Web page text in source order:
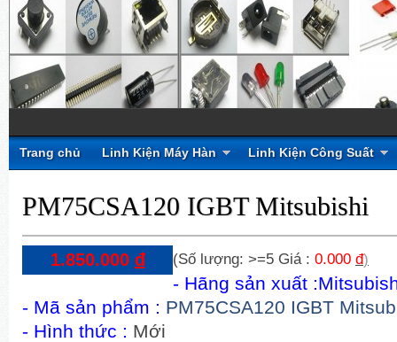
Trang chủ Linh Kiện Máy Hàn Linh Kiện Công Suất
PM75CSA120 IGBT Mitsubishi
1.850.000 đ (Số lượng: >=5 Giá : 0.000 đ)
- Hãng sản xuất :
- Mã sản phẩm : PM75CSA120 IGBT
- Hình thức : Mới